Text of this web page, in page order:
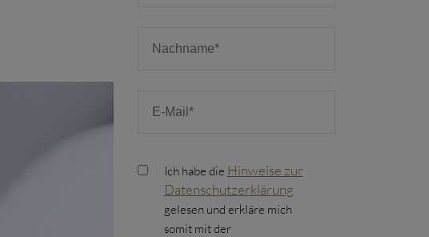
Ich habe die Hinweise zur
Datenschutzerklärung
gelesen und erkläre mich
somit mit der